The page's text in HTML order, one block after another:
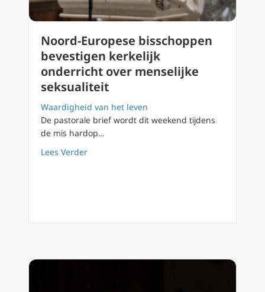
Noord-Europese bisschoppen
bevestigen kerkelijk
onderricht over menselijke
seksualiteit
Waardigheid van het leven
De pastorale brief wordt dit weekend tijdens
de mis hardop…
Lees Verderabout Noord-Europese bisschoppen